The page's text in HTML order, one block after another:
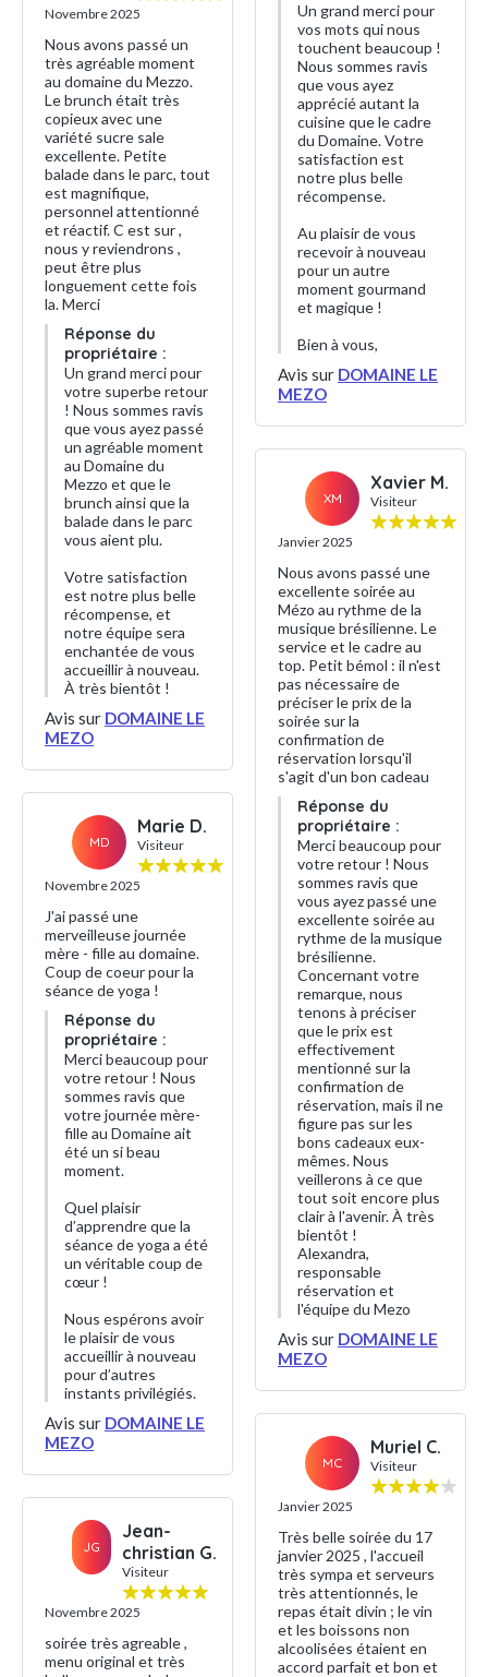
Novembre 2025
Nous avons passé un
très agréable moment
au domaine du Mezzo.
Le brunch était très
copieux avec une
variété sucre sale
excellente. Petite
balade dans le parc, tout
est magnifique,
personnel attentionné
et réactif. C est sur ,
nous y reviendrons ,
peut être plus
longuement cette fois
la. Merci
Réponse du
propriétaire :
Un grand merci pour
votre superbe retour
! Nous sommes ravis
que vous ayez passé
un agréable moment
au Domaine du
Mezzo et que le
brunch ainsi que la
balade dans le parc
vous aient plu.
Votre satisfaction
est notre plus belle
récompense, et
notre équipe sera
enchantée de vous
accueillir à nouveau.
À très bientôt !
Avis sur DOMAINE LE
MEZO
MD
Marie D.
Visiteur
Novembre 2025
J'ai passé une
merveilleuse journée
mère - fille au domaine.
Coup de coeur pour la
séance de yoga !
Réponse du
propriétaire :
Merci beaucoup pour
votre retour ! Nous
sommes ravis que
votre journée mère-
fille au Domaine ait
été un si beau
moment.
Quel plaisir
d’apprendre que la
séance de yoga a été
un véritable coup de
cœur !
Nous espérons avoir
le plaisir de vous
accueillir à nouveau
pour d’autres
instants privilégiés.
Avis sur DOMAINE LE
MEZO
JG
Jean-
christian G.
Visiteur
Novembre 2025
soirée très agreable ,
menu original et très
Un grand merci pour
vos mots qui nous
touchent beaucoup !
Nous sommes ravis
que vous ayez
apprécié autant la
cuisine que le cadre
du Domaine. Votre
satisfaction est
notre plus belle
récompense.
Au plaisir de vous
recevoir à nouveau
pour un autre
moment gourmand
et magique !
Bien à vous,
Avis sur DOMAINE LE
MEZO
XM
Xavier M.
Visiteur
Janvier 2025
Nous avons passé une
excellente soirée au
Mézo au rythme de la
musique brésilienne. Le
service et le cadre au
top. Petit bémol : il n'est
pas nécessaire de
préciser le prix de la
soirée sur la
confirmation de
réservation lorsqu'il
s'agit d'un bon cadeau
Réponse du
propriétaire :
Merci beaucoup pour
votre retour ! Nous
sommes ravis que
vous ayez passé une
excellente soirée au
rythme de la musique
brésilienne.
Concernant votre
remarque, nous
tenons à préciser
que le prix est
effectivement
mentionné sur la
confirmation de
réservation, mais il ne
figure pas sur les
bons cadeaux eux-
mêmes. Nous
veillerons à ce que
tout soit encore plus
clair à l'avenir. À très
bientôt !
Alexandra,
responsable
réservation et
l'équipe du Mezo
Avis sur DOMAINE LE
MEZO
MC
Muriel C.
Visiteur
Janvier 2025
Très belle soirée du 17
janvier 2025 , l'accueil
très sympa et serveurs
très attentionnés, le
repas était divin ; le vin
et les boissons non
alcoolisées étaient en
accord parfait et bon et